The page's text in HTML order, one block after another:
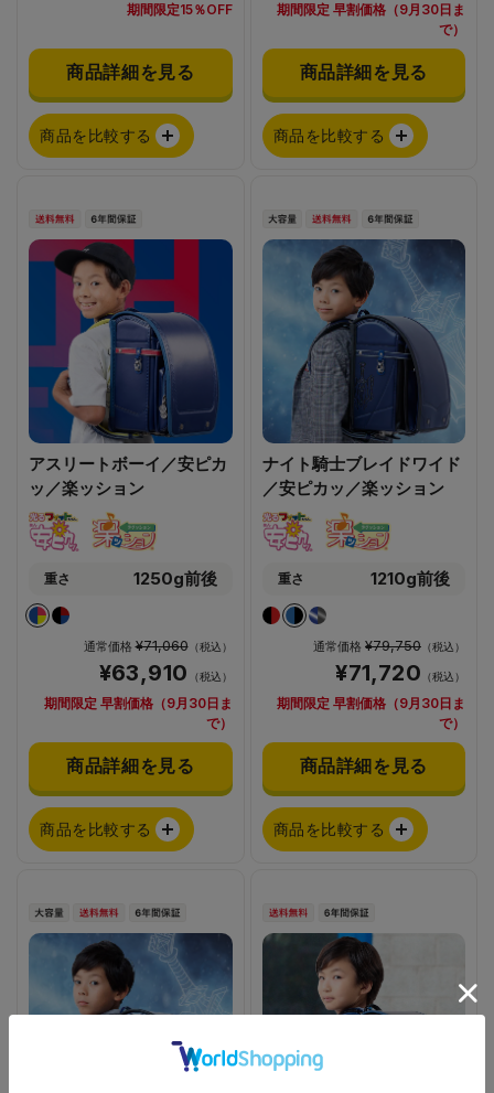
期間限定15％OFF
商品詳細を見る
商品を比較する
期間限定 早割価格（9月30日ま
で）
商品詳細を見る
商品を比較する
アスリートボーイ／安ピカ
ッ／楽ッション
重さ 1250g前後
通常価格¥71,060（税込）
¥63,910 （税込）
期間限定 早割価格（9月30日ま
で）
商品詳細を見る
商品を比較する
ナイト騎士ブレイドワイド
／安ピカッ／楽ッション
重さ 1210g前後
通常価格 ¥79,750 （税込）
¥71,720 （税込）
期間限定 早割価格（9月30日ま
で）
商品詳細を見る
商品を比較する